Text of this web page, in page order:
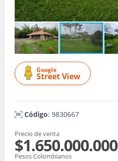
Google
Street View
Código: 9830667
Precio de venta
$1.650.000.000
Pesos Colombianos